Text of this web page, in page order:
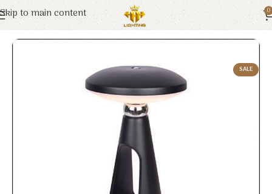
Skip to main content 0
Trang chủ Euroto Đèn Trang Trí
SALE